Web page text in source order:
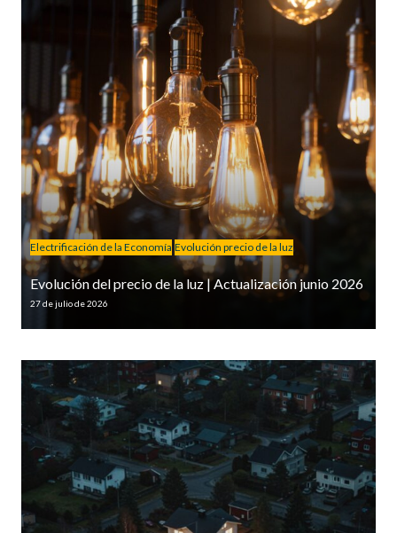
Electrificación de la Economía Evolución precio de la luz
Evolución del precio de la luz | Actualización junio 2026
27 de julio de 2026